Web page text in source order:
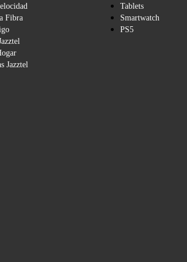
Fibra
Jazztel
Tablets
Smartwatch
PS5